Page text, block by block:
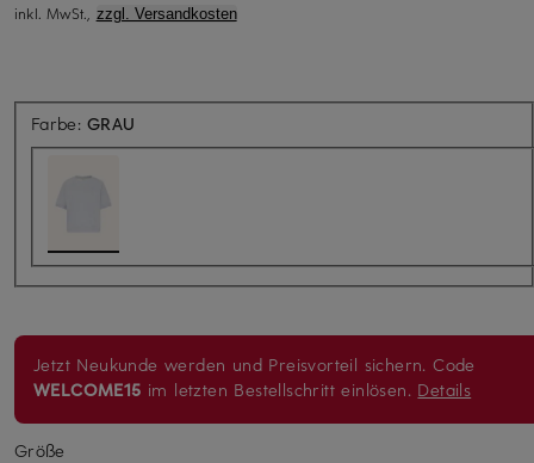
inkl. MwSt., zzgl. Versandkosten
Farbe:GRAU
Jetzt Neukunde werden und Preisvorteil sichern. Code
WELCOME15 im letzten Bestellschritt einlösen. Details
Größe